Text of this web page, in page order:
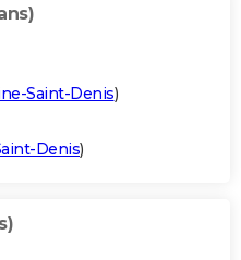
Saint-Denis)
Denis)